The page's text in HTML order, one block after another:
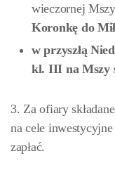
wieczornej
Koronkę do
w przyszłą
kl. III na Mszy
3. Za ofiary
na cele
zapłać.